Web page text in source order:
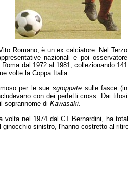
Romano, è un ex calciatore. Nel Terzo
nazionali e poi osservatore
dal 1972 al 1981, collezionando 141
volte la Coppa Italia.
per le suesgroppate sulle fasce (in
con dei perfetti cross. Dai tifosi
soprannome di Kawasaki.
volta nel 1974 dal CT Bernardini, ha
sinistro, l'hanno costretto al